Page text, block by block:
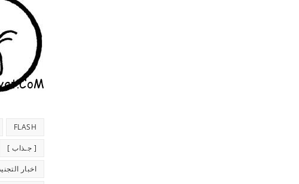
FLASH
[ جـذاب ]
اخبار